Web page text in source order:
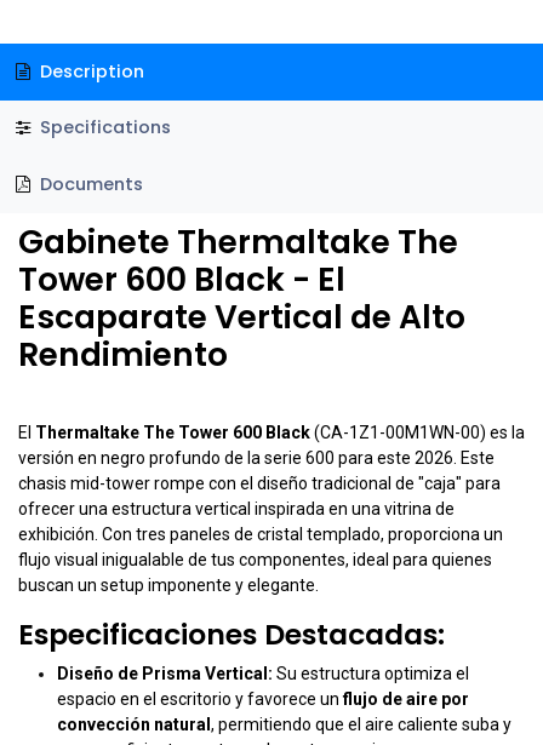
Description
Specifications
Documents
Gabinete Thermaltake The
Tower 600 Black - El
Escaparate Vertical de Alto
Rendimiento
El Thermaltake The Tower 600 Black(CA-1Z1-00M1WN-00) es la
versión en negro profundo de la serie 600 para este 2026. Este
chasis mid-tower rompe con el diseño tradicional de "caja" para
ofrecer una estructura vertical inspirada en una vitrina de
exhibición. Con tres paneles de cristal templado, proporciona un
flujo visual inigualable de tus componentes, ideal para quienes
buscan un setup imponente y elegante.
Especificaciones Destacadas:
Diseño de Prisma Vertical: Su estructura optimiza el
espacio en el escritorio y favorece unflujo de aire por
convección natural , permitiendo que el aire caliente suba y